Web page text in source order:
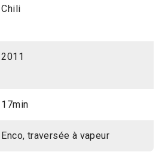
Chili
2011
17min
Enco, traversée à vapeur